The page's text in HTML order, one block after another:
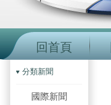
回首頁
分類新聞
國際新聞